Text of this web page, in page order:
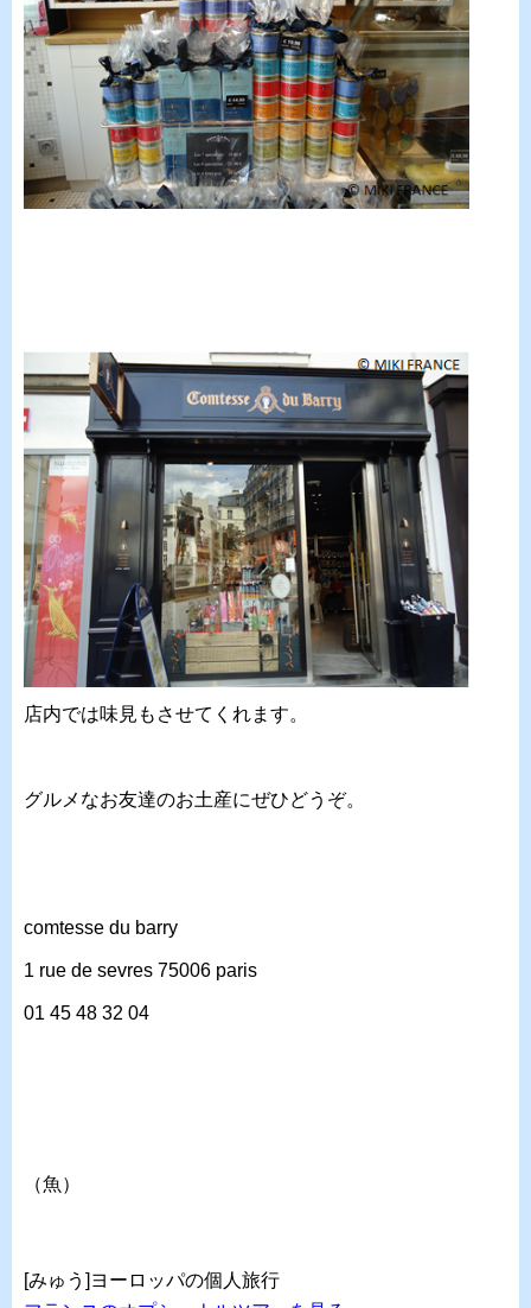
店内では味見もさせてくれます。
グルメなお友達のお土産にぜひどうぞ。
comtesse du barry
1 rue de sevres 75006 paris
01 45 48 32 04
（魚）
[みゅう]ヨーロッパの個人旅行